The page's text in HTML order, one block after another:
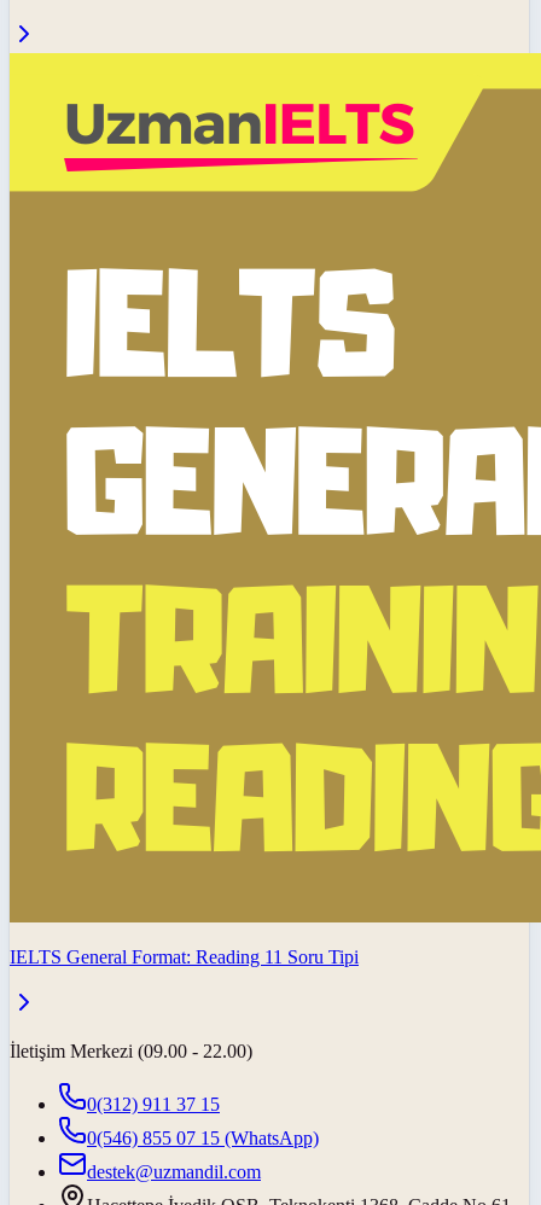
IELTS General Format: Reading 11 Soru Tipi
İletişim Merkezi (09.00 - 22.00)
0(312) 911 37 15
0(546) 855 07 15 (WhatsApp)
destek@uzmandil.com